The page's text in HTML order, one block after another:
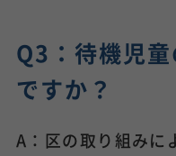
Q3：待機児
ですか？
A：区の取り組みに